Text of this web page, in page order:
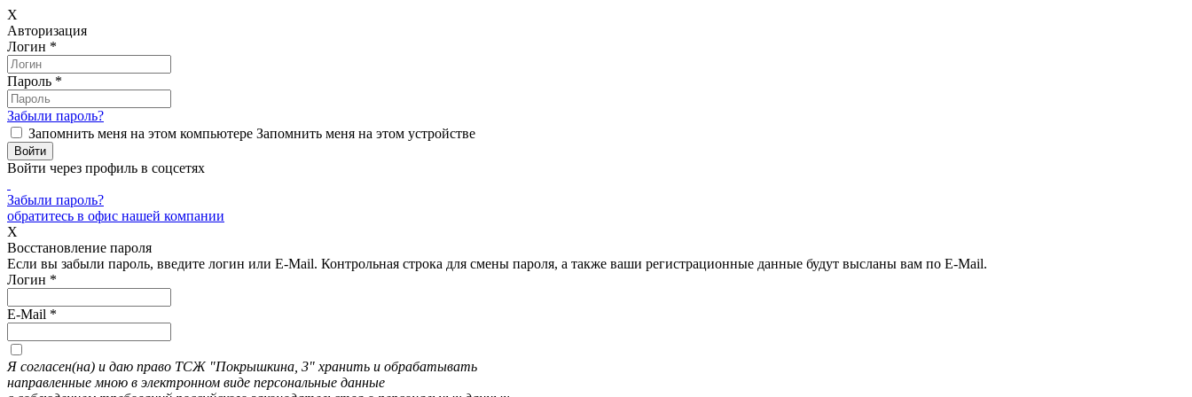
X
Авторизация
Логин *
Пароль *
Забыли пароль?
Запомнить меня на этом компьютере Запомнить меня на этом устройстве
Войти через профиль в соцсетях
Забыли пароль?
обратитесь в офис нашей компании
X
Восстановление пароля
Если вы забыли пароль, введите логин или E-Mail. Контрольная строка для смены пароля, а также ваши регистрационные данные будут высланы вам по E-Mail.
Логин *
E-Mail *
Я согласен(на) и даю право ТСЖ "Покрышкина, 3" хранить и обрабатывать
направленные мною в электронном виде персональные данные